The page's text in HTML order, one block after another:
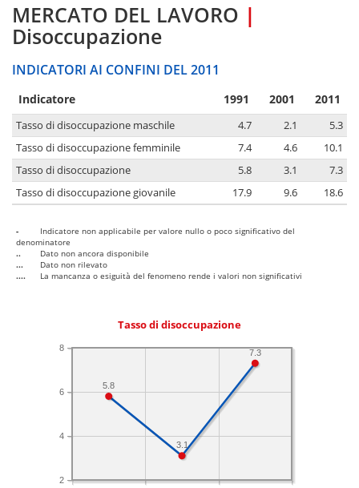
MERCATO DEL LAVORO |
Disoccupazione
INDICATORI AI CONFINI DEL 2011
Indicatore 1991 2001 2011
Tasso di disoccupazione maschile 4.7 2.1
5.3
Tasso di disoccupazione femminile
7.4 4.6
10.1
Tasso di disoccupazione
5.8 3.1
7.3
Tasso di disoccupazione giovanile
17.9 9.6 18.6
-
Indicatore non applicabile per valore nullo o poco significativo del
denominatore
..
Dato non ancora disponibile
...
Dato non rilevato
....
La mancanza o esiguità del fenomeno rende i valori non significativi
Tasso di disoccupazione
2
4
6
8 7.3
3.1
5.8